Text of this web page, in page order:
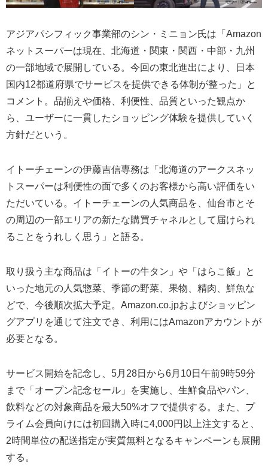
アジアパシフィック事業部のシン・ミニョン氏は「Amazon
ネットスーパーは現在、北海道・関東・関西・中部・九州
の一部地域で展開している。今回の東北進出により、日本
国内12都道府県でサービスを提供できる体制が整った」と
コメント。品揃えや価格、利便性、品質といった観点か
ら、ユーザーに一貫したショッピング体験を提供していく
方針だという。
イトーチェーンの伊藤吉信専務は「北海道のアークスネッ
トスーパーは利便性の面で多くのお客様から高い評価をい
ただいている。イトーチェーンの人気商品を、仙台市とそ
の周辺の一部エリアの新たな購買チャネルとして届けられ
ることをうれしく思う」と語る。
取り扱う主な商品は「イトーの牛タン」や「はらこ飯」と
いった地元の人気惣菜、季節の野菜、果物、精肉、鮮魚な
どで、今後順次拡大予定。Amazon.co.jpおよびショッピン
グアプリを通じて注文でき、利用にはAmazonアカウントが
必要となる。
サービス開始を記念し、5月28日から6月10日午前9時59分
まで「オープン記念セール」を実施し、生鮮食品やパン、
飲料などの対象商品を最大50%オフで提供する。また、プ
ライム会員向けには初回購入時に4,000円以上注文すると、
2時間単位の配送指定が実質無料となるキャンペーンも展開
する。